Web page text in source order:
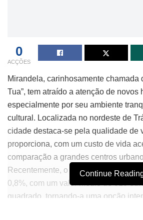
0
ACÇÕES
Mirandela, carinhosamente chamada
Tua”, tem atraído a atenção de novos
especialmente por seu ambiente
cultural. Localizada no nordeste de
cidade destaca-se pela qualidade de
proporciona, com um custo de vida
comparação a grandes centros
Recentemente, o preço das casas à
0,8%, com um valor médio de 910
quadrado, tornando-a uma opção
Continue